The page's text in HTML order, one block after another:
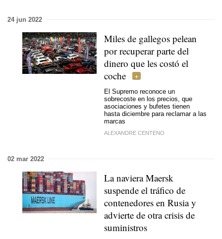
24 jun 2022
Miles de gallegos pelean
por recuperar parte del
dinero que les costó el
coche
El Supremo reconoce un
sobrecoste en los precios, que
asociaciones y bufetes tienen
hasta diciembre para reclamar a las
marcas
ALEXANDRE CENTENO
02 mar 2022
La naviera Maersk
suspende el tráfico de
contenedores en Rusia y
advierte de otra crisis de
suministros